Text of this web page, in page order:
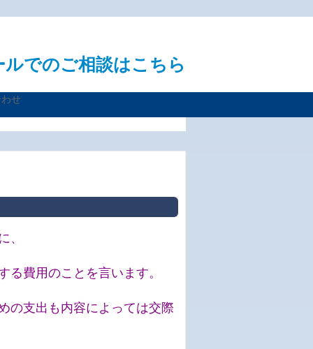
費用のことを言います。
の支出も内容によっては交際